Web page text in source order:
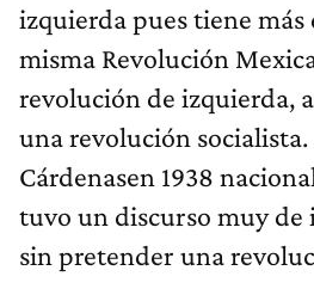
izquierda pues tiene más
misma Revolución
revolución de izquierda,
una revolución socialista.
Cárdenasen 1938
tuvo un discurso muy de
sin pretender una